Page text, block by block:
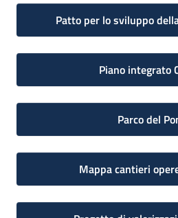
Patto per lo sviluppo
Piano integrato
Parco del
Mappa cantieri